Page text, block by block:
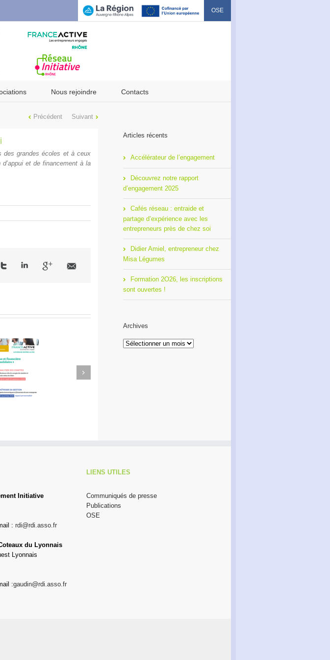
OSE
Nous rejoindre Contacts
Précédent Suivant
des grandes écoles et à ceux
et de financement à la
Le rapport d’engagement
2024-2025 est disponible !
Next
Articles récents
Accélérateur de l’engagement
Découvrez notre rapport
d’engagement 2025
Cafés réseau : entraide et
partage d’expérience avec les
entrepreneurs près de chez soi
Didier Amiel, entrepreneur chez
Misa Légumes
Formation 2O26, les inscriptions
sont ouvertes !
Archives
Initiative
:rdi@rdi.asso.fr
du Lyonnais
Lyonnais
:gaudin@rdi.asso.fr
LIENS UTILES
Communiqués de presse
Publications
OSE